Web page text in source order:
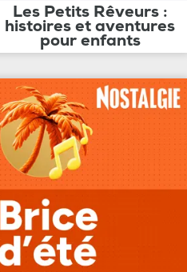
Les Petits Rêveurs :
histoires et aventures
pour enfants